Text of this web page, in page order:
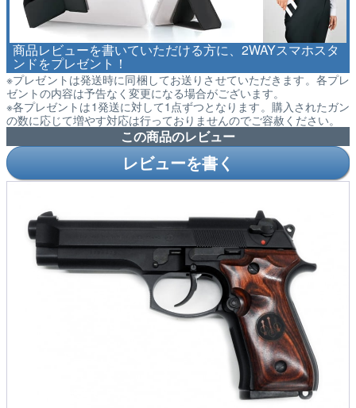
商品レビューを書いていただける方に、2WAYスマホスタ
ンドをプレゼント！
※プレゼントは発送時に同梱してお送りさせていただきます。各プレ
ゼントの内容は予告なく変更になる場合がございます。
※各プレゼントは1発送に対して1点ずつとなります。購入されたガン
の数に応じて増やす対応は行っておりませんのでご容赦ください。
この商品のレビュー
レビューを書く